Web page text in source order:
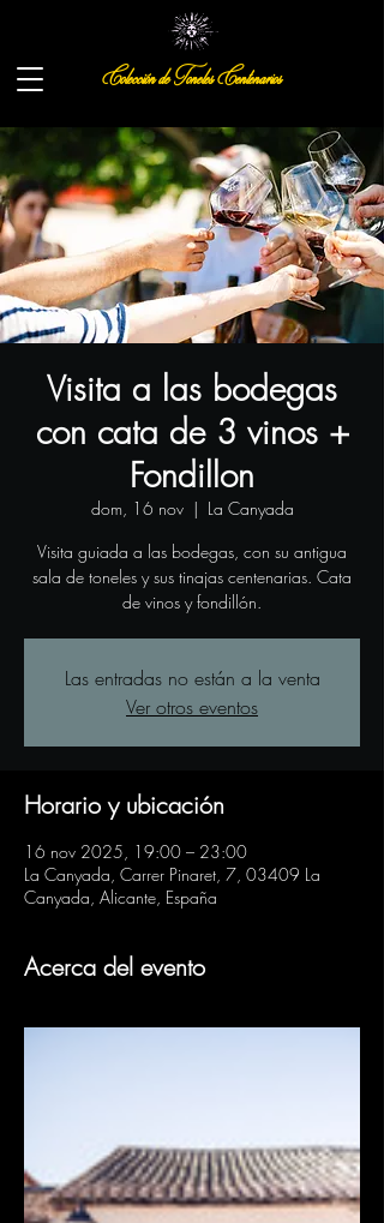
Colección de Toneles Centenarios
Visita a las bodegas
con cata de 3 vinos +
Fondillon
dom, 16 nov
  |
La Canyada
Visita guiada a las bodegas, con su antigua
sala de toneles y sus tinajas centenarias. Cata
de vinos y fondillón.
Las entradas no están a la venta
Ver otros eventos
Horario y ubicación
16 nov 2025, 19:00 – 23:00
La Canyada, Carrer Pinaret, 7, 03409 La
Canyada, Alicante, España
Acerca del evento